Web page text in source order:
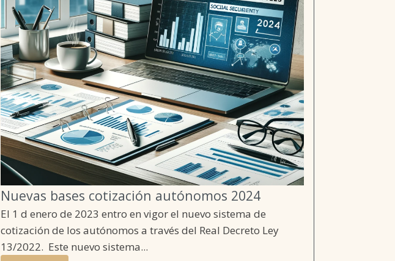
Nuevas bases cotización autónomos 2024
El 1 d enero de 2023 entro en vigor el nuevo sistema de
cotización de los autónomos a través del Real Decreto Ley
13/2022. Este nuevo sistema...